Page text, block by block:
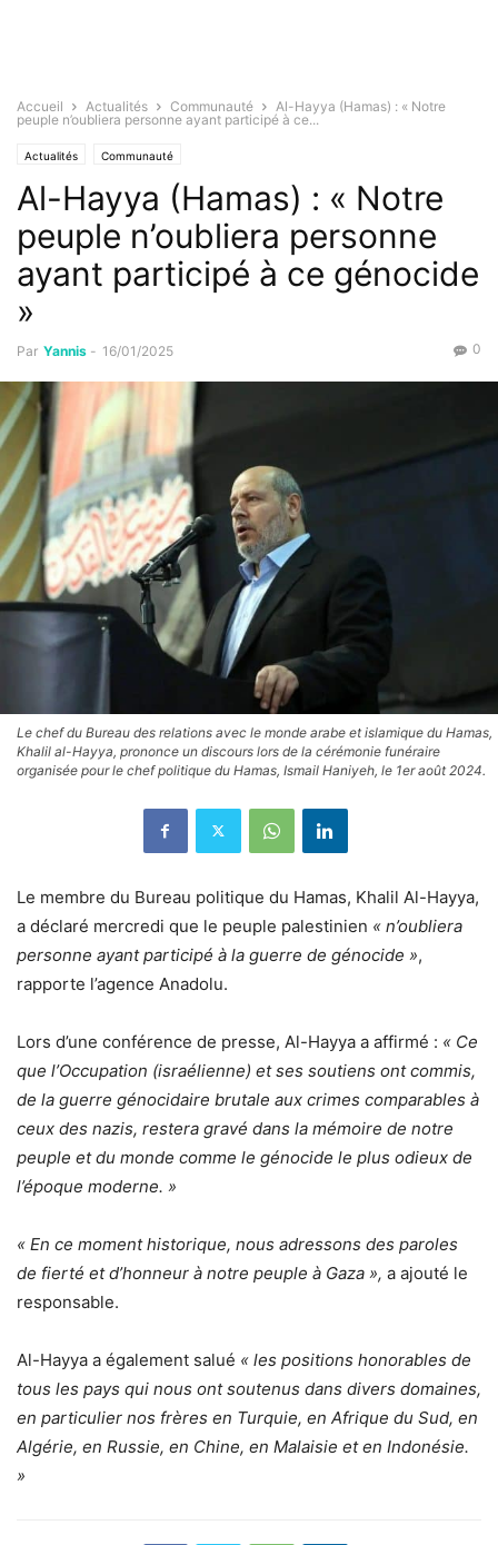
Accueil Actualités Communauté
Al-Hayya (Hamas) : « Notre
peuple n’oubliera personne ayant participé à ce...
Actualités Communauté
Al-Hayya (Hamas) : « Notre
peuple n’oubliera personne
ayant participé à ce génocide
»
Par Yannis - 16/01/2025 0
Le chef du Bureau des relations avec le monde arabe et islamique du Hamas,
Khalil al-Hayya, prononce un discours lors de la cérémonie funéraire
organisée pour le chef politique du Hamas, Ismail Haniyeh, le 1er août 2024.
Le membre du Bureau politique du Hamas, Khalil Al-Hayya,
a déclaré mercredi que le peuple palestinien « n’oubliera
personne ayant participé à la guerre de génocide »,
rapporte l’agence Anadolu.
Lors d’une conférence de presse, Al-Hayya a affirmé : « Ce
que l’Occupation (israélienne) et ses soutiens ont commis,
de la guerre génocidaire brutale aux crimes comparables à
ceux des nazis, restera gravé dans la mémoire de notre
peuple et du monde comme le génocide le plus odieux de
l’époque moderne. »
« En ce moment historique, nous adressons des paroles
de fierté et d’honneur à notre peuple à Gaza », a ajouté le
responsable.
Al-Hayya a également salué « les positions honorables de
tous les pays qui nous ont soutenus dans divers domaines,
en particulier nos frères en Turquie, en Afrique du Sud, en
Algérie, en Russie, en Chine, en Malaisie et en Indonésie.
»